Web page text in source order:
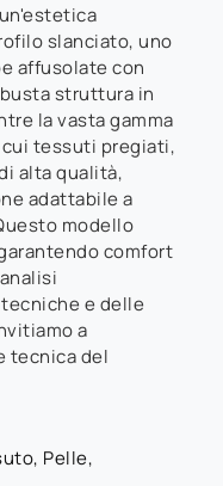
slanciato, uno
affusolate con
struttura in
la vasta gamma
tessuti pregiati,
alta qualità,
adattabile a
modello
comfort
e delle
a
tecnica del
Pelle,